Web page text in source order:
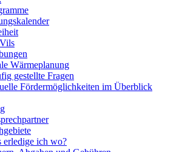
Wärmeplanung
gestellte Fragen
Fördermöglichkeiten im Überblick
erledige ich wo?